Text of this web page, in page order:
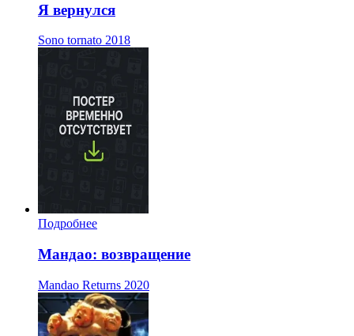
Я вернулся
Sono tornato 2018
Подробнее
Мандао: возвращение
Mandao Returns 2020